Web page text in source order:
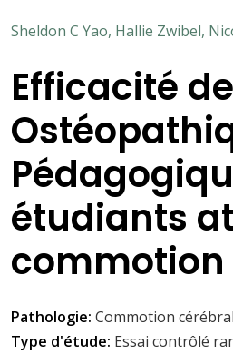
Sheldon C Yao, Hallie Zwibel,
Efficacité
étudiants
Pathologie: Commotion
Type d'étude: Essai contrôlé